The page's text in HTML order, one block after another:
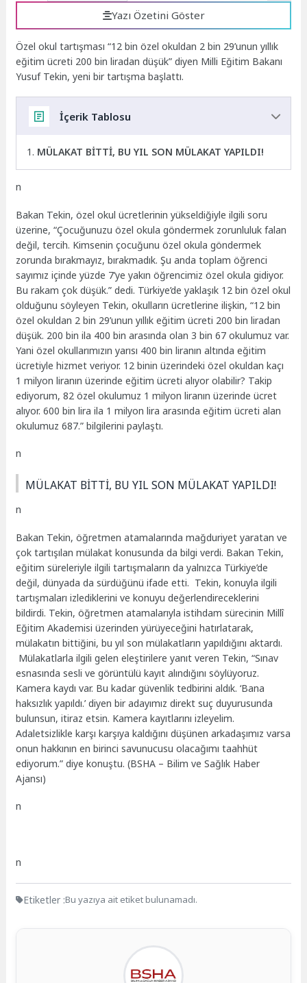
Yazı Özetini Göster
Özel okultartışması “12 bin özel okuldan 2 bin 29’unun yıllık
eğitim ücreti 200 bin liradan düşük” diyen Milli Eğitim Bakanı
Yusuf Tekin, yeni bir tartışma başlattı.
İçerik Tablosu
MÜLAKAT BİTTİ, BU YIL SON MÜLAKAT YAPILDI!
n
Bakan Tekin, özel okul ücretlerinin yükseldiğiyle ilgili soru
üzerine, “Çocuğunuzu özel okula göndermek zorunluluk falan
değil, tercih. Kimsenin çocuğunu özel okula göndermek
zorunda bırakmayız, bırakmadık. Şu anda toplam öğrenci
sayımız içinde yüzde 7’ye yakın öğrencimiz özel okula gidiyor.
Bu rakam çok düşük.” dedi. Türkiye’de yaklaşık 12 bin özel okul
olduğunu söyleyen Tekin, okulların ücretlerine ilişkin, “12 bin
özel okuldan 2 bin 29’unun yıllık eğitim ücreti 200 bin liradan
düşük. 200 bin ila 400 bin arasında olan 3 bin 67 okulumuz var.
Yani özel okullarımızın yarısı 400 bin liranın altında eğitim
ücretiyle hizmet veriyor. 12 binin üzerindeki özel okuldan kaçı
1 milyon liranın üzerinde eğitim ücreti alıyor olabilir? Takip
ediyorum, 82 özel okulumuz 1 milyon liranın üzerinde ücret
alıyor. 600 bin lira ila 1 milyon lira arasında eğitim ücreti alan
okulumuz 687.” bilgilerini paylaştı.
n
MÜLAKAT BİTTİ, BU YIL SON MÜLAKAT YAPILDI!
n
Bakan Tekin, öğretmen atamalarında mağduriyet yaratan ve
çok tartışılan mülakat konusunda da bilgi verdi. Bakan Tekin,
eğitim süreleriyle ilgili tartışmaların da yalnızca Türkiye’de
değil, dünyada da sürdüğünü ifade etti. Tekin, konuyla ilgili
tartışmaları izlediklerini ve konuyu değerlendireceklerini
bildirdi. Tekin, öğretmen atamalarıyla istihdam sürecinin Millî
Eğitim Akademisi üzerinden yürüyeceğini hatırlatarak,
mülakatın bittiğini, bu yıl son mülakatların yapıldığını aktardı.
Mülakatlarla ilgili gelen eleştirilere yanıt veren Tekin, “Sınav
esnasında sesli ve görüntülü kayıt alındığını söylüyoruz.
Kamera kaydı var. Bu kadar güvenlik tedbirini aldık. ‘Bana
haksızlık yapıldı.’ diyen bir adayımız direkt suç duyurusunda
bulunsun, itiraz etsin. Kamera kayıtlarını izleyelim.
Adaletsizlikle karşı karşıya kaldığını düşünen arkadaşımız varsa
onun hakkının en birinci savunucusu olacağımı taahhüt
ediyorum.” diye konuştu. (BSHA – Bilim ve Sağlık Haber
Ajansı)
n
n
Etiketler :Bu yazıya ait etiket bulunamadı.